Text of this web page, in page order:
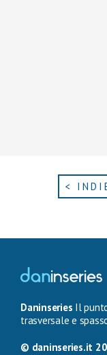
<
Daninseries Il
trasversale e
© daninseries.it